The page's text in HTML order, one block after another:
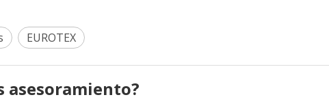
EUROTEX
asesoramiento?